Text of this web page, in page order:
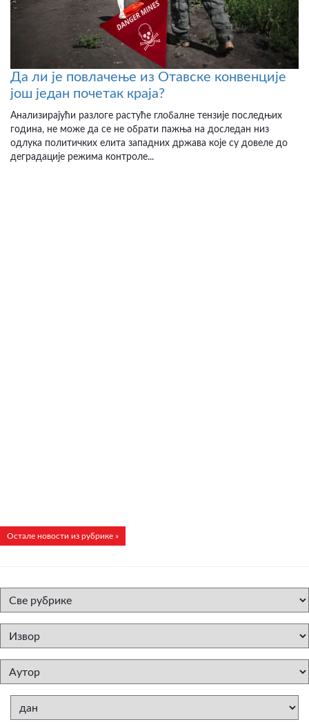
Да ли је повлачење из Отавске конвенције
још један почетак краја?
Анализирајући разлоге растуће глобалне тензије последњих
година, не може да се не обрати пажња на доследан низ
одлука политичких елита западних држава које су довеле до
деградације режима контроле...
Остале новости из рубрике »